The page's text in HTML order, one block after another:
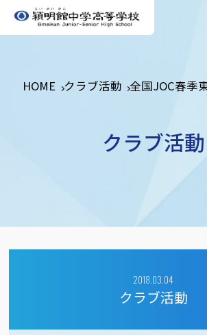
HOME クラブ活動 全国JOC春季
クラブ活動
2018.03.04
クラブ活動